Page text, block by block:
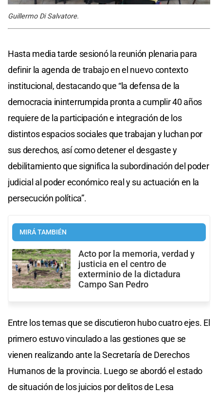
Guillermo Di Salvatore.
Hasta media tarde sesionó la reunión plenaria para
definir la agenda de trabajo en el nuevo contexto
institucional, destacando que “la defensa de la
democracia ininterrumpida pronta a cumplir 40 años
requiere de la participación e integración de los
distintos espacios sociales que trabajan y luchan por
sus derechos, así como detener el desgaste y
debilitamiento que significa la subordinación del poder
judicial al poder económico real y su actuación en la
persecución política”.
MIRÁ TAMBIÉN
Acto por la memoria, verdad y
justicia en el centro de
exterminio de la dictadura
Campo San Pedro
Entre los temas que se discutieron hubo cuatro ejes. El
primero estuvo vinculado a las gestiones que se
vienen realizando ante la Secretaría de Derechos
Humanos de la provincia. Luego se abordó el estado
de situación de los juicios por delitos de Lesa